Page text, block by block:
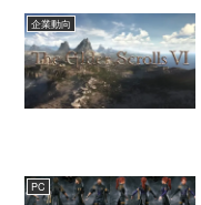
企業動向
PC